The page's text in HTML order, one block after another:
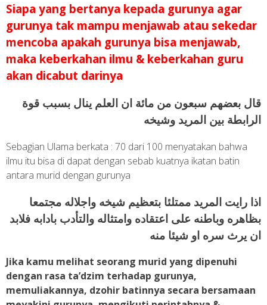
Siapa yang bertanya kepada gurunya agar
gurunya tak mampu menjawab atau sekedar
mencoba apakah gurunya bisa menjawab,
maka keberkahan ilmu & keberkahan guru
akan dicabut darinya
قال بعضهم سبعون من مائة ان العلم ينال بسبب قوة
الرابطة بين المريد وشيخه
Sebagian Ulama berkata : 70 dari 100 menyatakan bahwa
ilmu itu bisa di dapat dengan sebab kuatnya ikatan batin
antara murid dengan gurunya
اذا رايت المريد ممتلئا بتعظيم شيخه واجلاله مجتمعا
بظاهره وباطنه على اعتقاده وامتثاله والتأدب بادابه فلابد
ان يرث سره او شيئا منه
Jika kamu melihat seorang murid yang dipenuhi
dengan rasa ta’dzim terhadap gurunya,
memuliakannya, dzohir batinnya secara bersamaan